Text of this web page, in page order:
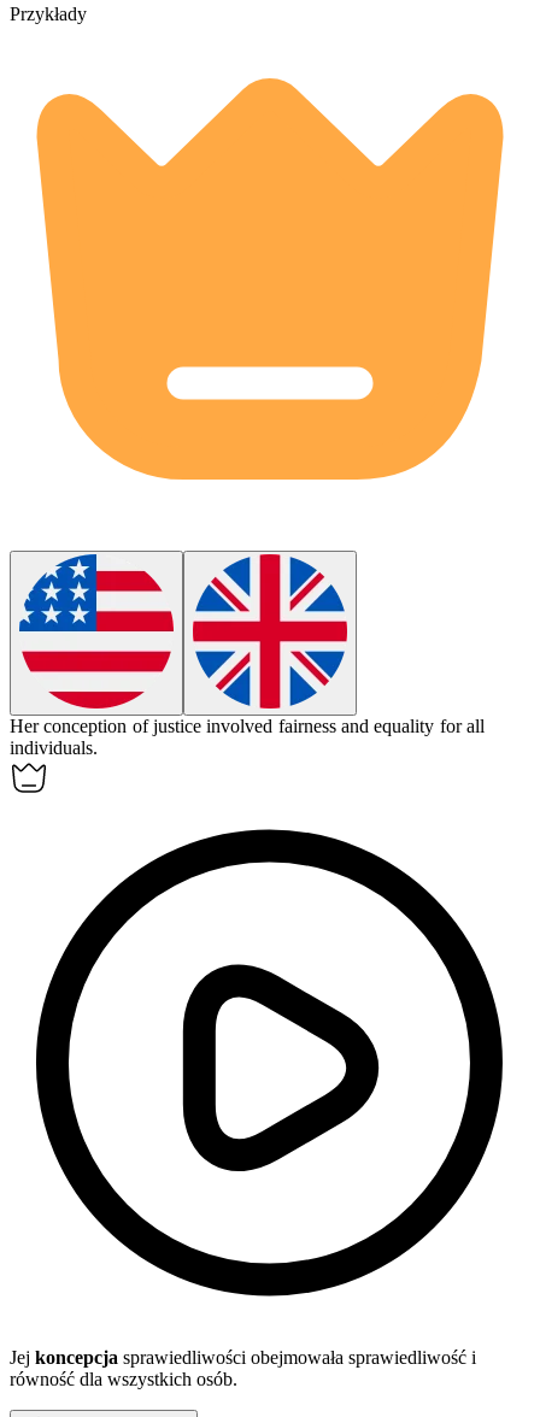
Przykłady
Herconception of justice involved fairness and equality for all
individuals.
Jej koncepcja sprawiedliwości obejmowała sprawiedliwość i
równość dla wszystkich osób.